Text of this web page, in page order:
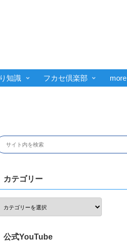
知識 フカセ倶楽部 more
カテゴリー
公式YouTube